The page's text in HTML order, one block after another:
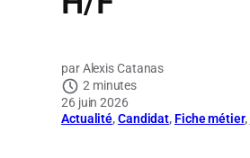
Alexis Catanas
2 minutes
26 juin 2026
Actualité, Candidat, Fiche métier,